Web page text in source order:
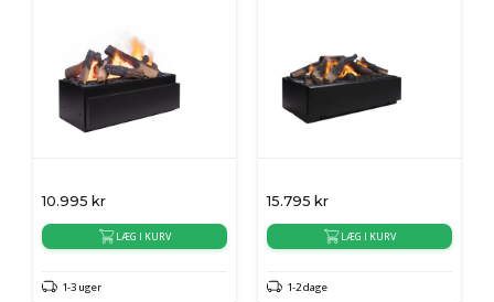
10.995 kr
LÆG I KURV
1-3 uger
15.795 kr
LÆG I KURV
1-2 dage